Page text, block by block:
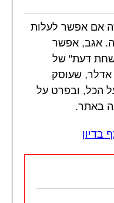
אם אפשר לעלות
אגב, אפשר
דעת" של
אדלר, שעוסק
הכל, ובפרט על
באתר.